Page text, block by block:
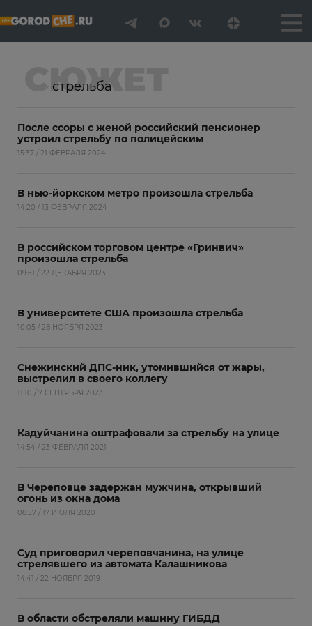
СЮЖЕТ
стрельба
После ссоры с женой российский пенсионер
устроил стрельбу по полицейским
15:37 / 21 ФЕВРАЛЯ 2024
В нью-йоркском метро произошла стрельба
14:20 / 13 ФЕВРАЛЯ 2024
В российском торговом центре «Гринвич»
произошла стрельба
09:51 / 22 ДЕКАБРЯ 2023
В университете США произошла стрельба
10:05 / 28 НОЯБРЯ 2023
Снежинский ДПС-ник, утомившийся от жары,
выстрелил в своего коллегу
11:10 / 7 СЕНТЯБРЯ 2023
Кадуйчанина оштрафовали за стрельбу на улице
14:54 / 23 ФЕВРАЛЯ 2021
В Череповце задержан мужчина, открывший
огонь из окна дома
08:57 / 17 ИЮЛЯ 2020
Суд приговорил череповчанина, на улице
стрелявшего из автомата Калашникова
14:41 / 22 НОЯБРЯ 2019
В области обстреляли машину ГИБДД